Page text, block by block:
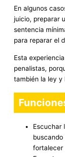
En algunos
juicio, preparar
sentencia
para reparar el
Esta
penalistas,
también la ley y
Escuchar
fortalecer